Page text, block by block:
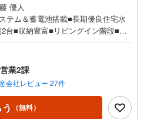
優人
テム＆蓄電池搭載■長期優良住宅水
台■収納豊富■リビングイン階段■電
電話が繋がりやすくなっておりま
い合わせが集中するため、お早め
内・現地を見学する」ボタンより
がスムーズです。【創業42周年の
田にて開業し、東京・神奈川・埼玉
ております。契約件数5万件を突破
業2課
会社レビュー 27件
（無料）